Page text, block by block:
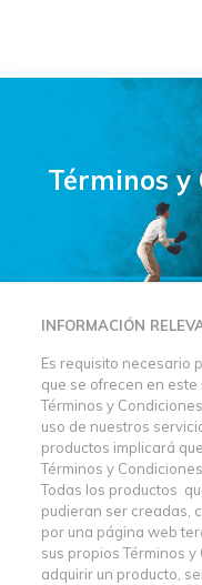
Términos y
INFORMACIÓN
Es requisito necesario
que se ofrecen en
Términos y
uso de nuestros
productos implicará
Términos y
Todas los productos
pudieran ser creadas,
por una página web
sus propios Términos
adquirir un producto,